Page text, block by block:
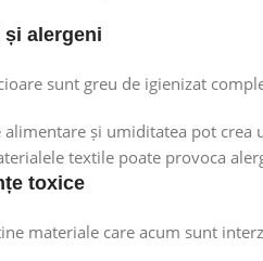
și alergeni
sunt greu de igienizat
alimentare și umiditatea pot
textile poate provoca
toxice
materiale care acum sunt